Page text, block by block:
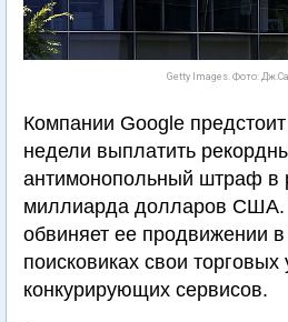
Getty Images. Фото:
Компании Google
недели выплатить
антимонопольный штраф в
миллиарда долларов США.
обвиняет ее продвижении в
поисковиках свои торговых
конкурирующих сервисов.